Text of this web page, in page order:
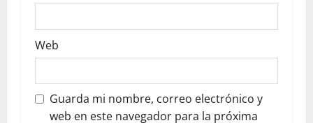
Web
Guarda mi nombre, correo electrónico y
web en este navegador para la próxima